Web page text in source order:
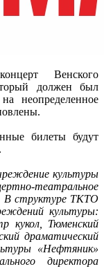
Венского
должен был
неопределенное
билеты будут
культуры
театральное
В структуре ТКТО
культуры:
кукол, Тюменский
драматический
«Нефтяник»
директора